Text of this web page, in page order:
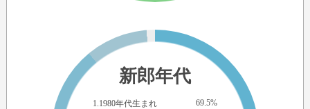
（甘い夢を見て暮らそう）
（いつも一緒に）
for as long as we both live
（生きている限り）
新郎年代
1.1980年代生まれ
69.5%